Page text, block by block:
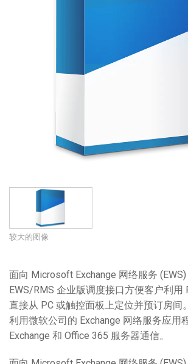
较大的图像
面向 Microsoft Exchange 网络服务
EWS/RMS 企业版调度接口方便客户利用
直接从 PC 或触控面板上定位并预订房间
利用微软公司的 Exchange 网络服务应用
Exchange 和 Office 365 服务器通信。